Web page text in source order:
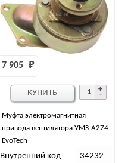
Муфта электромагнитная
привода вентилятора УМЗ-А274
EvoTech
7 905 ₽
Внутренний код 34232
КУПИТЬ